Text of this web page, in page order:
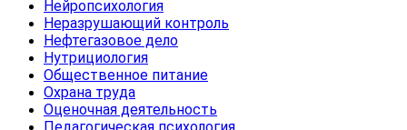
Нейропсихология
Неразрушающий контроль
Нефтегазовое дело
Нутрициология
Общественное питание
Охрана труда
Оценочная деятельность